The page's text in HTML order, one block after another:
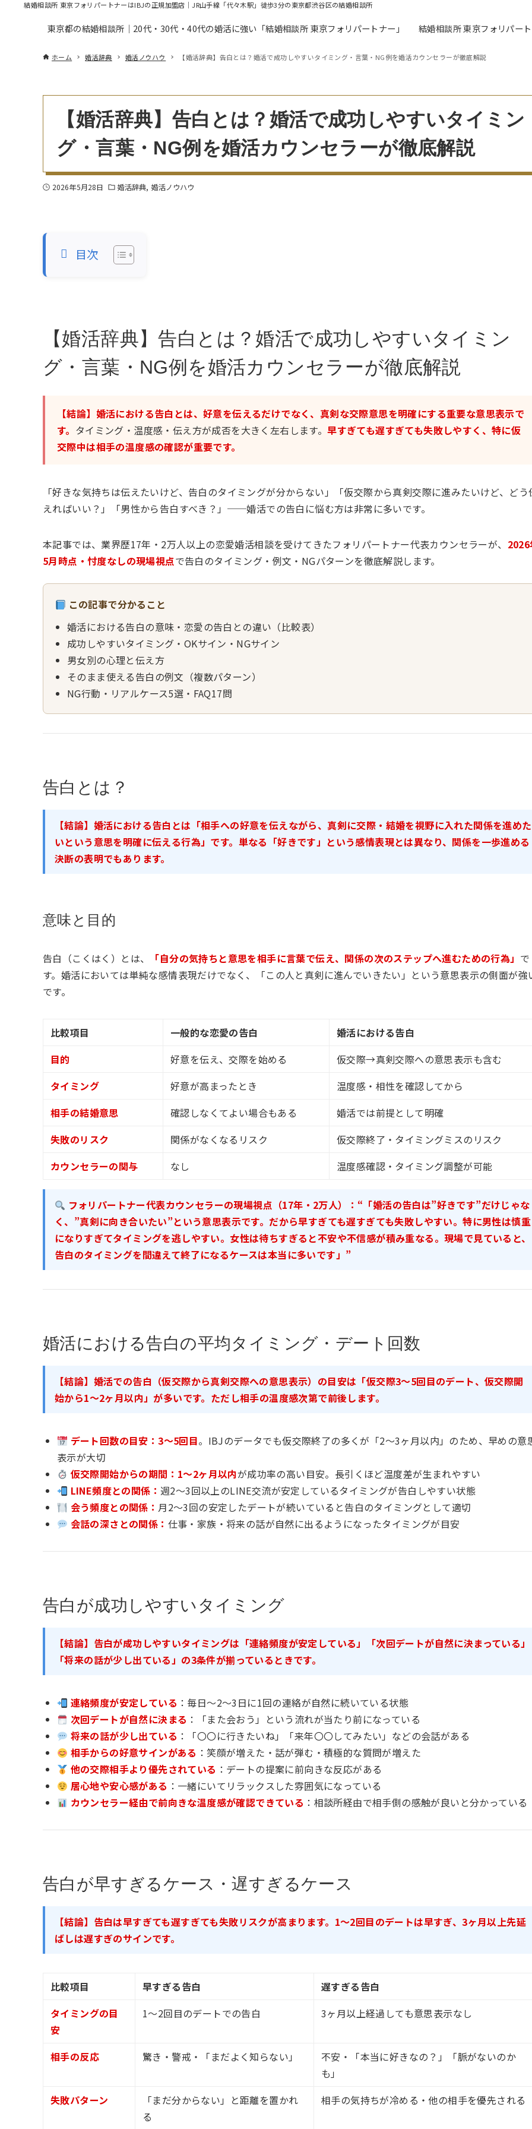
結婚相談所 東京フォリパートナーはIBJの正規加盟店｜JR山手線「代々木駅」徒歩3分の東京都渋谷区の結婚相談所
東京都の結婚相談所｜20代・30代・40代の婚活に強い「結婚相談所 東京フォリパートナー」 結婚相談所 東京フォリパー
ホーム 婚活辞典 婚活ノウハウ 【婚活辞典】告白とは？婚活で成功しやすいタイミング・言葉・NG例を婚活カウンセラーが徹底解説
【婚活辞典】告白とは？婚活で成功しやすいタイミン
グ・言葉・NG例を婚活カウンセラーが徹底解説
2026年5月28日 婚活辞典 婚活ノウハウ
目次
【婚活辞典】告白とは？婚活で成功しやすいタイミン
グ・言葉・NG例を婚活カウンセラーが徹底解説
【結論】婚活における告白とは、好意を伝えるだけでなく、真剣な交際意思を明確にする重要な意思表示で
す。 タイミング・温度感・伝え方が成否を大きく左右します。早すぎても遅すぎても失敗しやすく、特に仮
交際中は相手の温度感の確認が重要です。
「好きな気持ちは伝えたいけど、告白のタイミングが分からない」「仮交際から真剣交際に進みたいけど、どう
えればいい？」「男性から告白すべき？」──婚活での告白に悩む方は非常に多いです。
本記事では、業界歴17年・2万人以上の恋愛婚活相談を受けてきたフォリパートナー代表カウンセラーが、
5月時点・忖度なしの現場視点で告白のタイミング・例文・NGパターンを徹底解説します。
この記事で分かること
婚活における告白の意味・恋愛の告白との違い（比較表）
成功しやすいタイミング・OKサイン・NGサイン
男女別の心理と伝え方
そのまま使える告白の例文（複数パターン）
NG行動・リアルケース5選・FAQ17問
告白とは？
【結論】婚活における告白とは「相手への好意を伝えながら、真剣に交際・結婚を視野に入れた関係を進めた
いという意思を明確に伝える行為」です。単なる「好きです」という感情表現とは異なり、関係を一歩進める
決断の表明でもあります。
意味と目的
告白（こくはく）とは、 「自分の気持ちと意思を相手に言葉で伝え、関係の次のステップへ進むための行為」 で
す。婚活においては単純な感情表現だけでなく、「この人と真剣に進んでいきたい」という意思表示の側面が強
です。
比較項目 一般的な恋愛の告白
婚活における告白
目的
好意を伝え、交際を始める
仮交際→真剣交際への意思表示も含む
タイミング
好意が高まったとき
温度感・相性を確認してから
相手の結婚意思
確認しなくてよい場合もある
婚活では前提として明確
失敗のリスク
関係がなくなるリスク
仮交際終了・タイミングミスのリスク
カウンセラーの関与
なし 温度感確認・タイミング調整が可能
フォリパートナー代表カウンセラーの現場視点（17年・2万人）： “「婚活の告白は”好きです”だけじゃな
く、”真剣に向き合いたい”という意思表示です。だから早すぎても遅すぎても失敗しやすい。特に男性は慎重
になりすぎてタイミングを逃しやすい。女性は待ちすぎると不安や不信感が積み重なる。現場で見ていると、
告白のタイミングを間違えて終了になるケースは本当に多いです」”
婚活における告白の平均タイミング・デート回数
【結論】婚活での告白（仮交際から真剣交際への意思表示）の目安は「仮交際3〜5回目のデート、仮交際開
始から1〜2ヶ月以内」が多いです。ただし相手の温度感次第で前後します。
デート回数の目安：3〜5回目。IBJのデータでも仮交際終了の多くが「2〜3ヶ月以内」のため、早めの意
表示が大切
仮交際開始からの期間：1〜2ヶ月以内が成功率の高い目安。長引くほど温度差が生まれやすい
LINE頻度との関係： 週2〜3回以上のLINE交流が安定しているタイミングが告白しやすい状態
会う頻度との関係： 月2〜3回の安定したデートが続いていると告白のタイミングとして適切
会話の深さとの関係： 仕事・家族・将来の話が自然に出るようになったタイミングが目安
告白が成功しやすいタイミング
【結論】告白が成功しやすいタイミングは「連絡頻度が安定している」「次回デートが自然に決まっている」
「将来の話が少し出ている」の3条件が揃っているときです。
連絡頻度が安定している ：毎日〜2〜3日に1回の連絡が自然に続いている状態
次回デートが自然に決まる ：「また会おう」という流れが当たり前になっている
将来の話が少し出ている ：「〇〇に行きたいね」「来年〇〇してみたい」などの会話がある
相手からの好意サインがある ：笑顔が増えた・話が弾む・積極的な質問が増えた
他の交際相手より優先されている ：デートの提案に前向きな反応がある
居心地や安心感がある ：一緒にいてリラックスした雰囲気になっている
カウンセラー経由で前向きな温度感が確認できている ：相談所経由で相手側の感触が良いと分かっている
告白が早すぎるケース・遅すぎるケース
【結論】告白は早すぎても遅すぎても失敗リスクが高まります。1〜2回目のデートは早すぎ、3ヶ月以上先延
ばしは遅すぎのサインです。
比較項目 早すぎる告白
遅すぎる告白
タイミングの目
安
1〜2回目のデートでの告白 3ヶ月以上経過しても意思表示なし
相手の反応 驚き・警戒・「まだよく知らない」
不安・「本当に好きなの？」「脈がないのか
も」
失敗パターン
「まだ分からない」と距離を置かれ
る
相手の気持ちが冷める・他の相手を優先される